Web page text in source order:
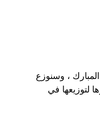
، وسنوزع
لتوزيعها في